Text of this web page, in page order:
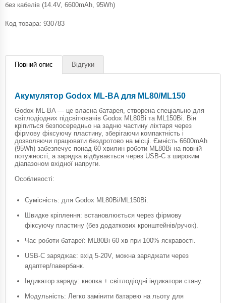
без кабелів (14.4V, 6600mAh, 95Wh)
Код товара: 930783
Повний опис Відгуки
Акумулятор Godox ML-BA для ML80/ML150
Godox ML-BA — це власна батарея, створена спеціально для
світлодіодних підсвітювачів Godox ML80Bi та ML150Bi. Він
кріпиться безпосередньо на задню частину ліхтаря через
фірмову фіксуючу пластину, зберігаючи компактність і
дозволяючи працювати бездротово на місці. Ємність 6600mAh
(95Wh) забезпечує понад 60 хвилин роботи ML80Bi на повній
потужності, а зарядка відбувається через USB-C з широким
діапазоном вхідної напруги.
Особливості:
Сумісність: для Godox ML80Bi/ML150Bi.
Швидке кріплення: встановлюється через фірмову
фіксуючу пластину (без додаткових кронштейнів/ручок).
Час роботи батареї: ML80Bi 60 хв при 100% яскравості.
USB-C заряджає: вхід 5-20V, можна заряджати через
адаптер/павербанк.
Індикатор заряду: кнопка + світлодіодні індикатори стану.
Модульність: Легко замінити батарею на льоту для